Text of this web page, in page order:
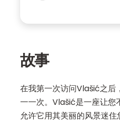
故事
在我第一次访问Vlašić之后
一一次。Vlašić是一座让您
允许它用其美丽的风景迷